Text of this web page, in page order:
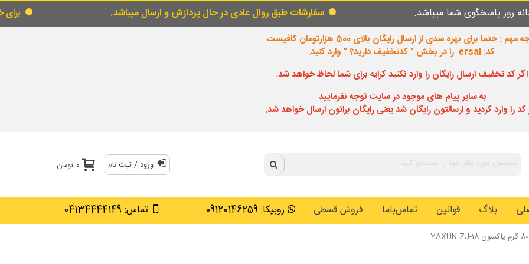
شما میباشد. سفارشات طبق روال عادی در حال پردازش و ارسال میباشد.
برای خرید قسطی از
مهم : حتما برای بهره مندی از ارسال رایگان بالای 500 هزارتومان کافیست
کد: ersal را در بخش " کدتخفیف دارید؟ " وارد کنید.
اگر کد تخفیف ارسال رایگان را وارد نکنید کرایه برای شما لحاظ خواهد شد.
به سایر پیام های موجود در سایت توجه نفرمایید
کد را وارد کردید و ارسالتون رایگان شد یعنی رایگان براتون ارسال خواهد شد.
ورود / ثبت نام 0 تومان
روبیکا: 09120146259 تماس: 04134444149 بلاگ قوانین تماس‌باما فروش قسطی